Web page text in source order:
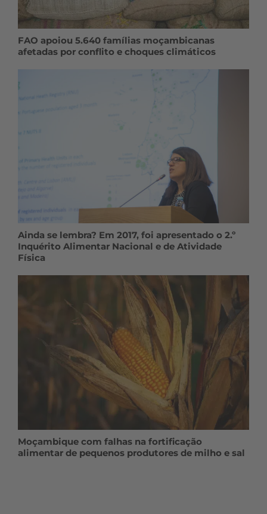
FAO apoiou 5.640 famílias moçambicanas
afetadas por conflito e choques climáticos
Ainda se lembra? Em 2017, foi apresentado o 2.º
Inquérito Alimentar Nacional e de Atividade
Física
Moçambique com falhas na fortificação
alimentar de pequenos produtores de milho e sal